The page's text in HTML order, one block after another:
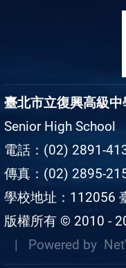
臺北市立復興高級中
Senior High School
電話：(02) 2891-
傳真：(02) 2895-
學校地址：112056
版權所有 © 2010 -
| Powered by